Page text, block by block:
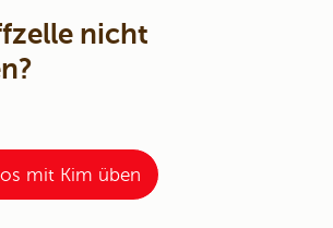
nicht
mit Kim üben